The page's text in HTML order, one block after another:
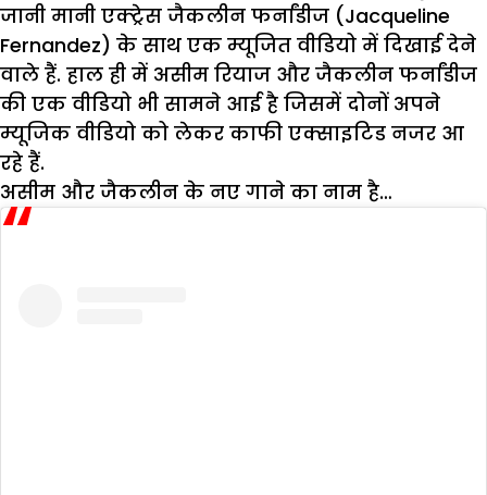
जानी मानी एक्ट्रेस जैकलीन फर्नांडीज (Jacqueline
Fernandez) के साथ एक म्यूजित वीडियो में दिखाई देने
वाले हैं. हाल ही में असीम रियाज और जैकलीन फर्नांडीज
की एक वीडियो भी सामने आई है जिसमें दोनों अपने
म्यूजिक वीडियो को लेकर काफी एक्साइटिड नजर आ
रहे हैं.
असीम और जैकलीन के नए गाने का नाम है…